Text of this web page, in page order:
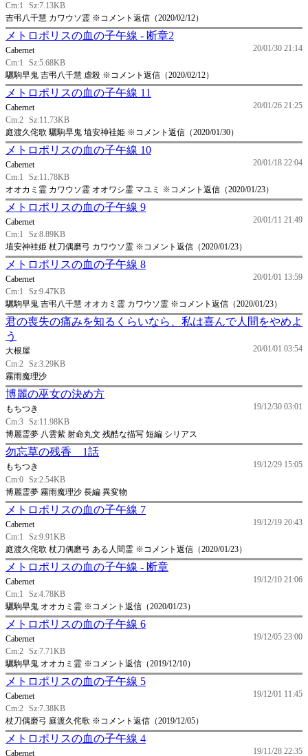
Cm:1
Sz:7.13KB
吉弔八千慧 カワウソ霊 ※コメント返信（2020/02/12）
メトロポリスの血の子午線 - 断章2
20/01/30 21:14
Cabernet
Cm:1
Sz:5.68KB
驪駒早鬼 吉弔八千慧 虐殺 ※コメント返信（2020/02/12）
メトロポリスの血の子午線 11
20/01/26 21:25
Cabernet
Cm:2 Sz:11.73KB
庭渡久侘歌 驪駒早鬼 埴安神袿姫 ※コメント返信（2020/01/30）
メトロポリスの血の子午線 10
20/01/18 22:04
Cabernet
Cm:1
Sz:11.78KB
オオカミ霊 カワウソ霊 オオワシ霊 マユミ ※コメント返信（2020/01/23）
メトロポリスの血の子午線 9
20/01/11 21:49
Cabernet
Cm:1
Sz:8.89KB
埴安神袿姫 杖刀偶磨弓 カワウソ霊 ※コメント返信（2020/01/23）
メトロポリスの血の子午線 8
20/01/01 13:59
Cabernet
Cm:1
Sz:9.47KB
驪駒早鬼 吉弔八千慧 オオカミ霊 カワウソ霊 ※コメント返信（2020/01/23）
君の喪失の痛みを知るくらいなら、私は喜んで人間をやめよ
う
20/01/01 03:54
大根屋
Cm:2 Sz:3.29KB
霧雨魔理沙
博麗の巫女の決め方
19/12/30 03:01
もちつき
Cm:3 Sz:11.98KB
博麗霊夢 八雲紫 射命丸文 残酷な描写 短編 シリアス
勿忘草の残香 1話
19/12/29 15:05
もちつき
Cm:0 Sz:2.54KB
博麗霊夢 霧雨魔理沙 長編 異変物
メトロポリスの血の子午線 7
19/12/19 20:43
Cabernet
Cm:1
Sz:9.91KB
庭渡久侘歌 杖刀偶磨弓 ある人間霊 ※コメント返信（2020/01/23）
メトロポリスの血の子午線 - 断章
19/12/10 21:06
Cabernet
Cm:1
Sz:4.78KB
驪駒早鬼 オオカミ霊 ※コメント返信（2020/01/23）
メトロポリスの血の子午線 6
19/12/05 23:00
Cabernet
Cm:2 Sz:7.71KB
驪駒早鬼 オオカミ霊 ※コメント返信（2019/12/10）
メトロポリスの血の子午線 5
19/12/01 11:45
Cabernet
Cm:2 Sz:7.38KB
杖刀偶磨弓 庭渡久侘歌 ※コメント返信（2019/12/05）
メトロポリスの血の子午線 4
19/11/28 22:35
Cabernet